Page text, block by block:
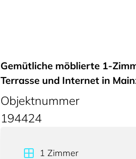
Gemütliche möblierte 1-
Terrasse und Internet in
Objektnummer
194424
1 Zimmer